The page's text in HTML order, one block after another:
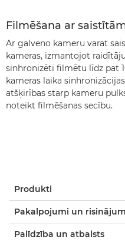
Filmēšana ar
Ar galveno kameru varat
kameras, izmantojot
sinhronizēti filmētu līdz pat
kameras laika
atšķirības starp kameru
noteikt filmēšanas secību.
Produkti
Pakalpojumi un
Palīdzība un atbalsts